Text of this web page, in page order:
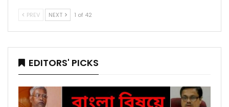
PREV NEXT 1 of 42
EDITORS' PICKS